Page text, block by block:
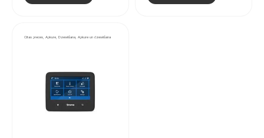
Citas preces, Apkure, Dzesēšana, Apkure un dzesēšana